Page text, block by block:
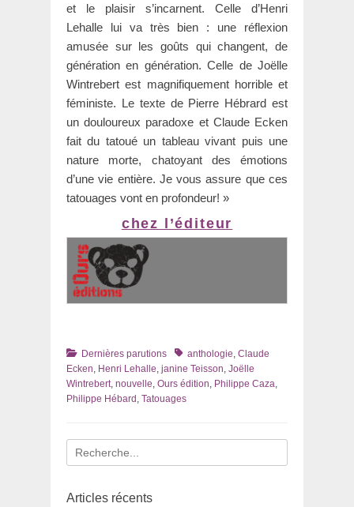
et le plaisir s’incarnent. Celle d’Henri
Lehalle lui va très bien : une réflexion
amusée sur les goûts qui changent, de
génération en génération. Celle de Joëlle
Wintrebert est magnifiquement horrible et
féministe. Le texte de Pierre Hébrard est
un douloureux paradoxe et Claude Ecken
fait du tatoué un tableau vivant puis une
nature morte, chatoyant des émotions
d’une vie entière. Je vous assure que ces
tatouages vont en profondeur! »
chez l’éditeur
Catégories
Dernières parutions Tagsanthologie, Claude
Ecken, Henri Lehalle, janine Teisson, Joëlle
Wintrebert, nouvelle, Ours édition, Philippe Caza,
Philippe Hébard , Tatouages
Recherche
pour
Articles récents